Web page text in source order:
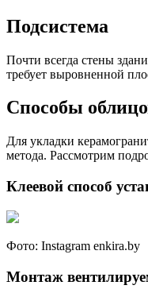
Подсистема
Почти всегда стены
требует выровненной
Способы
Для укладки
метода. Рассмотрим
Клеевой способ
Фото: Instagram enkira.by
Монтаж